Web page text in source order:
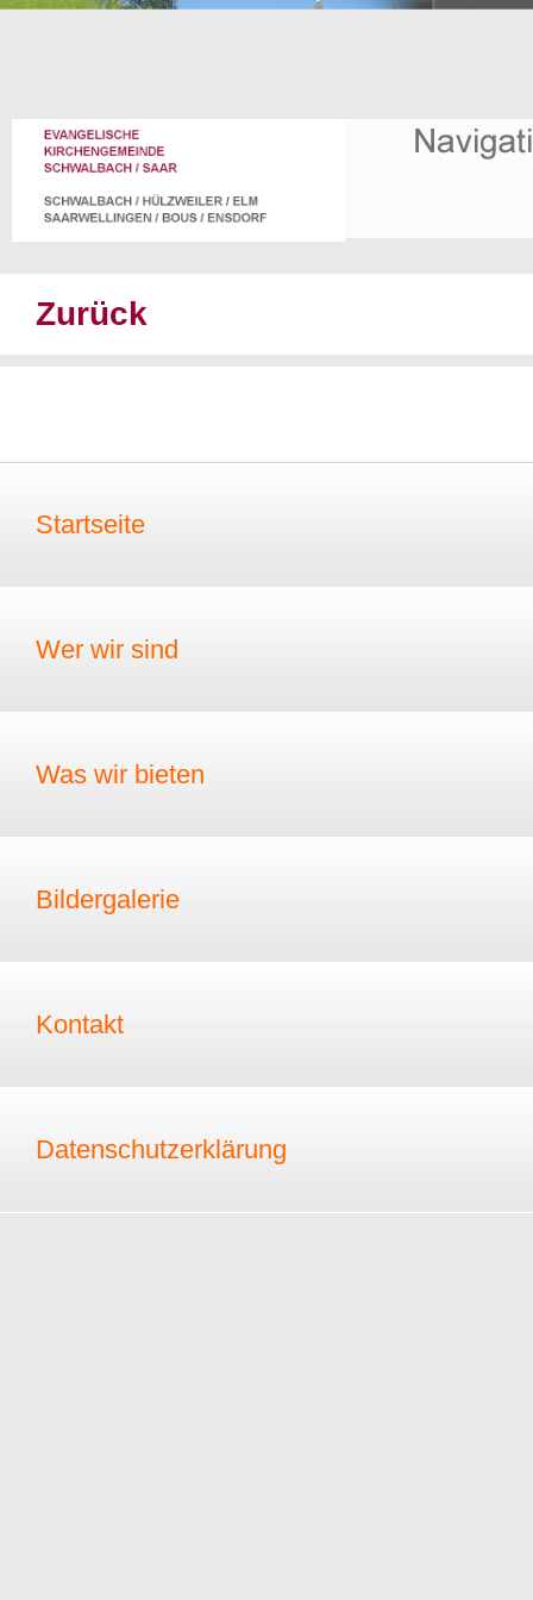
Zurück
Startseite
Wer wir sind
Was wir bieten
Bildergalerie
Kontakt
Datenschutzerklärung